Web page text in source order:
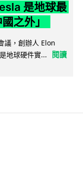
是地球最
之外」
議，創辦人 Elon
地球硬件實...
閱讀